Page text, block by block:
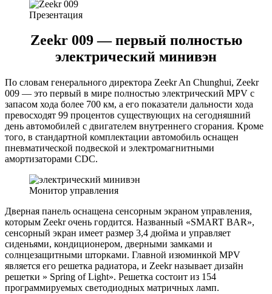
Презентация
Zeekr 009 — первый полностью
электрический минивэн
По словам генерального директора Zeekr An Chunghui, Zeekr
009 — это первый в мире полностью электрический MPV с
запасом хода более 700 км, а его показатели дальности хода
превосходят 99 процентов существующих на сегодняшний
день автомобилей с двигателем внутреннего сгорания. Кроме
того, в стандартной комплектации автомобиль оснащен
пневматической подвеской и электромагнитными
амортизаторами CDC.
Монитор управления
Дверная панель оснащена сенсорным экраном управления,
которым Zeekr очень гордится. Названный «SMART BAR»,
сенсорный экран имеет размер 3,4 дюйма и управляет
сиденьями, кондиционером, дверными замками и
солнцезащитными шторками. Главной изюминкой MPV
является его решетка радиатора, и Zeekr называет дизайн
решетки » Spring of Light». Решетка состоит из 154
программируемых светодиодных матричных ламп.